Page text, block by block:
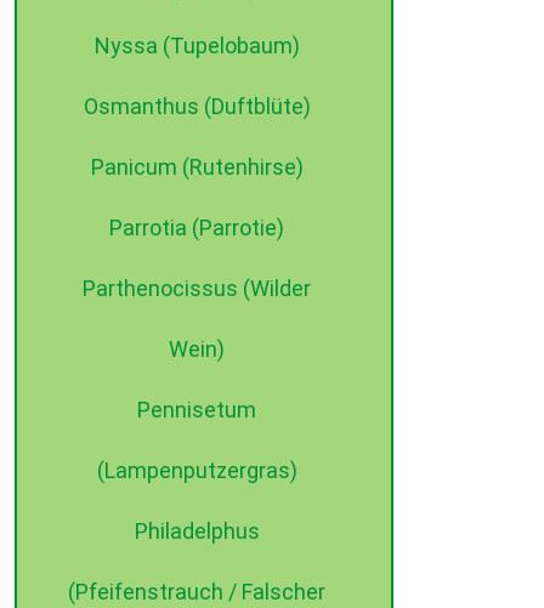
Nyssa (Tupelobaum)
Osmanthus (Duftblüte)
Panicum (Rutenhirse)
Parrotia (Parrotie)
Parthenocissus (Wilder
Wein)
Pennisetum
(Lampenputzergras)
Philadelphus
(Pfeifenstrauch / Falscher